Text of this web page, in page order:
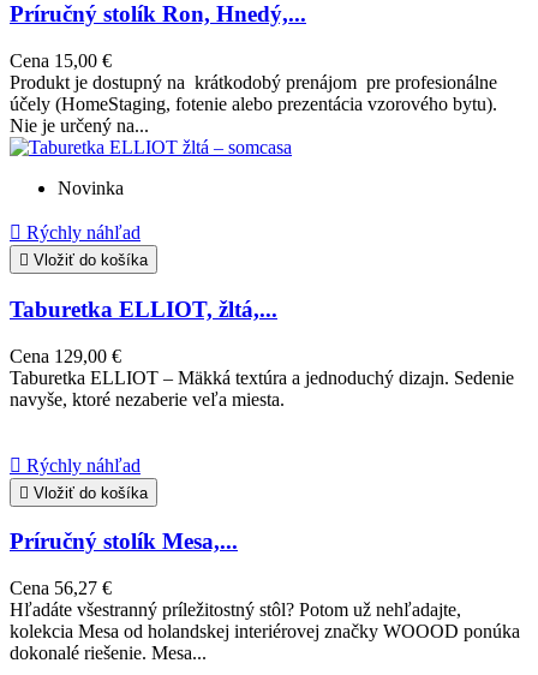
Príručný stolík Ron, Hnedý,...
Cena 15,00 €
Produkt je dostupný na krátkodobý prenájom pre profesionálne
účely (HomeStaging, fotenie alebo prezentácia vzorového bytu).
Nie je určený na...
Novinka
 Rýchly náhľad
 Vložiť do košíka
Taburetka ELLIOT, žltá,...
Cena 129,00 €
Taburetka ELLIOT – Mäkká textúra a jednoduchý dizajn. Sedenie
navyše, ktoré nezaberie veľa miesta.
 Rýchly náhľad
 Vložiť do košíka
Príručný stolík Mesa,...
Cena 56,27 €
Hľadáte všestranný príležitostný stôl? Potom už nehľadajte,
kolekcia Mesa od holandskej interiérovej značky WOOOD ponúka
dokonalé riešenie. Mesa...